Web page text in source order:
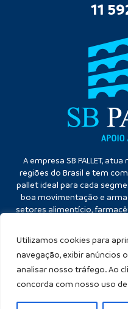
Utilizamos cookies para
navegação, exibir anúncios
analisar nosso tráfego. Ao
concorda com nosso uso
11
A empresa SB PALLET,
regiões do Brasil e tem
pallet ideal para cada
boa movimentação e
setores alimentício,